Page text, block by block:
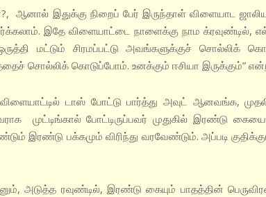
ஆனால் இதுக்கு நிறைப் பேர் இருந்தாள் விளையாட
இதே விளையாட்டை நாளைக்கு நாம க்ரவுண்டில்,
மட்டும் சிரமப்பட்டு அவங்களுக்குச் சொல்லிக்
சொல்லிக் கொடுப்போம். உனக்கும் ஈசியா இருக்கும்”
டாஸ் போட்டு பார்த்து அவுட் ஆனவங்க,
முட்டிங்கால் போட்டிருப்பவர் முதுகில் இரண்டு
இரண்டு பக்கமும் விரிந்து வரவேண்டும். அப்படி
அடுத்த ரவுண்டில், இரண்டு கையும் பாதத்தின்